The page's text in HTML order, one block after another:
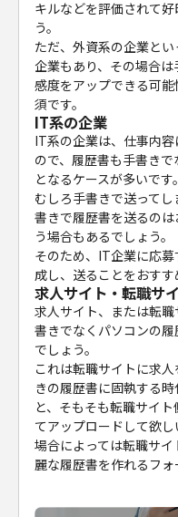
キルなどを評価されて
う。
ただ、外資系の企業と
企業もあり、その場合
感度をアップできる可
須です。
IT系の企業
IT系の企業は、仕事内
ので、履歴書も手書き
となるケースが多いです。
むしろ手書きで送って
書きで履歴書を送るの
う場合もあるでしょう。
そのため、IT企業に応
成し、送ることをおすす
求人サイト・転職サ
求人サイト、または転
書きでなくパソコンの
でしょう。
これは転職サイトに求
きの履歴書に固執する
と、そもそも転職サイ
てアップロードして欲し
場合によっては転職サ
麗な履歴書を作れるフォ